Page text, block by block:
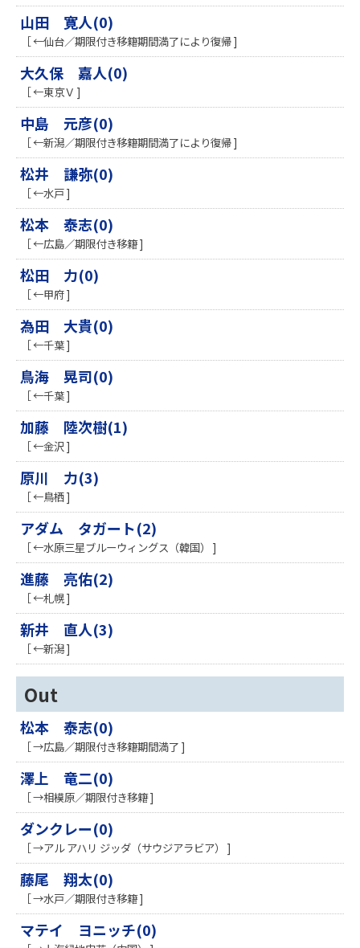
山田 寛人(0)
［ ←仙台／期限付き移籍期間満了により復帰 ]
大久保 嘉人(0)
［ ←東京Ｖ ]
中島 元彦(0)
［ ←新潟／期限付き移籍期間満了により復帰 ]
松井 謙弥(0)
［ ←水戸 ]
松本 泰志(0)
［ ←広島／期限付き移籍 ]
松田 力(0)
［ ←甲府 ]
為田 大貴(0)
［ ←千葉 ]
鳥海 晃司(0)
［ ←千葉 ]
加藤 陸次樹(1)
［ ←金沢 ]
原川 力(3)
［ ←鳥栖 ]
アダム タガート(2)
［ ←水原三星ブルーウィングス（韓国） ]
進藤 亮佑(2)
［ ←札幌 ]
新井 直人(3)
［ ←新潟 ]
Out
松本 泰志(0)
［ →広島／期限付き移籍期間満了 ]
澤上 竜二(0)
［ →相模原／期限付き移籍 ]
ダンクレー(0)
［ →アル アハリ ジッダ（サウジアラビア） ]
藤尾 翔太(0)
［ →水戸／期限付き移籍 ]
マテイ ヨニッチ(0)